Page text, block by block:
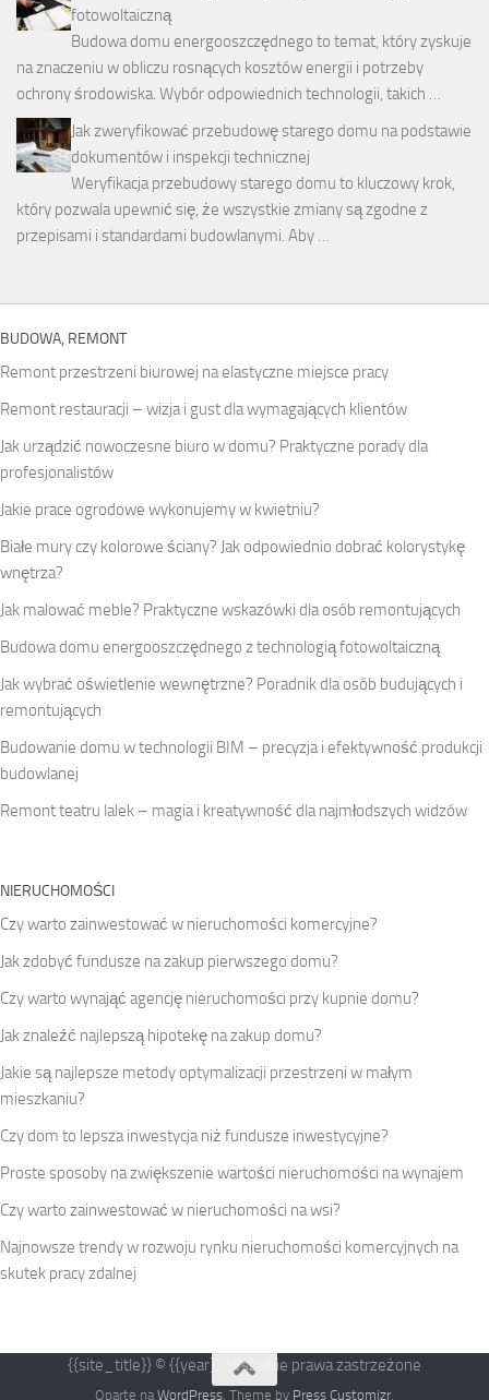
fotowoltaiczną
Budowa domu energooszczędnego to temat, który zyskuje
na znaczeniu w obliczu rosnących kosztów energii i potrzeby
ochrony środowiska. Wybór odpowiednich technologii, takich …
Jak zweryfikować przebudowę starego domu na podstawie
dokumentów i inspekcji technicznej
Weryfikacja przebudowy starego domu to kluczowy krok,
który pozwala upewnić się, że wszystkie zmiany są zgodne z
przepisami i standardami budowlanymi. Aby …
BUDOWA, REMONT
Remont przestrzeni biurowej na elastyczne miejsce pracy
Remont restauracji – wizja i gust dla wymagających klientów
Jak urządzić nowoczesne biuro w domu? Praktyczne porady dla
profesjonalistów
Jakie prace ogrodowe wykonujemy w kwietniu?
Białe mury czy kolorowe ściany? Jak odpowiednio dobrać kolorystykę
wnętrza?
Jak malować meble? Praktyczne wskazówki dla osób remontujących
Budowa domu energooszczędnego z technologią fotowoltaiczną
Jak wybrać oświetlenie wewnętrzne? Poradnik dla osób budujących i
remontujących
Budowanie domu w technologii BIM – precyzja i efektywność produkcji
budowlanej
Remont teatru lalek – magia i kreatywność dla najmłodszych widzów
NIERUCHOMOŚCI
Czy warto zainwestować w nieruchomości komercyjne?
Jak zdobyć fundusze na zakup pierwszego domu?
Czy warto wynająć agencję nieruchomości przy kupnie domu?
Jak znaleźć najlepszą hipotekę na zakup domu?
Jakie są najlepsze metody optymalizacji przestrzeni w małym
mieszkaniu?
Czy dom to lepsza inwestycja niż fundusze inwestycyjne?
Proste sposoby na zwiększenie wartości nieruchomości na wynajem
Czy warto zainwestować w nieruchomości na wsi?
Najnowsze trendy w rozwoju rynku nieruchomości komercyjnych na
skutek pracy zdalnej
{{site_title}} © {{year}}. Wszelkie prawa zastrzeżone
Oparte naWordPress. Theme by Press Customizr.